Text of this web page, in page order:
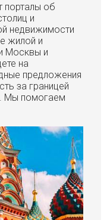
порталы об
и
недвижимости
жилой и
Москвы и
на
предложения
за границей
. Мы помогаем